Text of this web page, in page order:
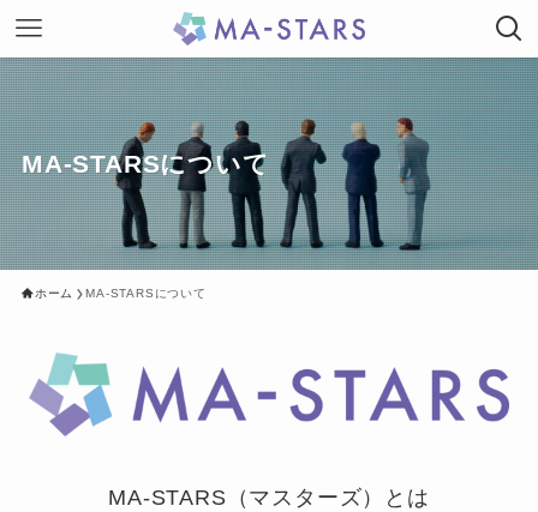
MA-STARSについて
ホーム MA-STARSについて
MA-STARS（マスターズ）とは